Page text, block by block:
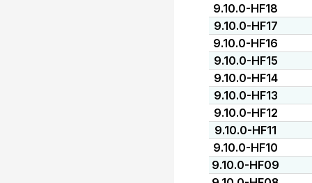
9.10.0-HF18
9.10.0-HF17
9.10.0-HF16
9.10.0-HF15
9.10.0-HF14
9.10.0-HF13
9.10.0-HF12
9.10.0-HF11
9.10.0-HF10
9.10.0-HF09